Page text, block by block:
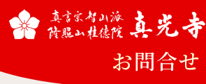
お問合せ